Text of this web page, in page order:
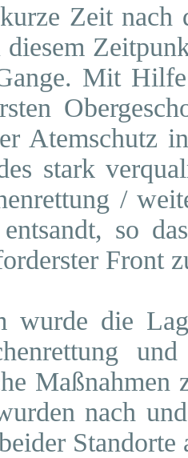
Zeit nach
Mit
Atemschutz
stark
/
entsandt, so
Front
wurde die
nach
Standorte